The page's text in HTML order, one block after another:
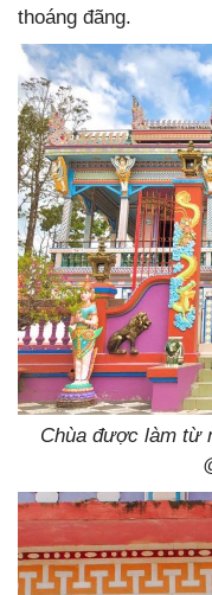
thoáng đãng.
Chùa được làm từ